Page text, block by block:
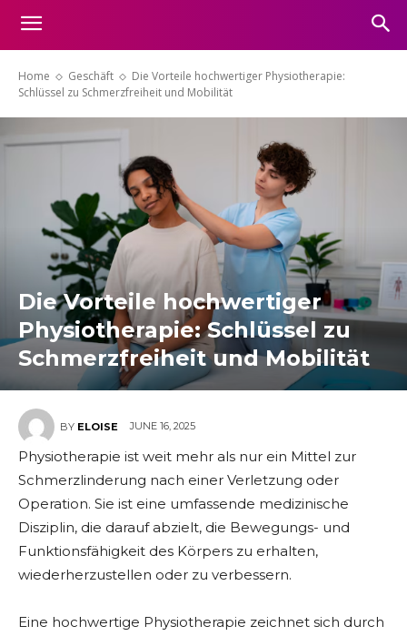
Home Geschäft
Die Vorteile hochwertiger Physiotherapie:
Schlüssel zu Schmerzfreiheit und Mobilität
Die Vorteile hochwertiger
Physiotherapie: Schlüssel zu
Schmerzfreiheit und Mobilität
BY ELOISE JUNE 16, 2025
Physiotherapie ist weit mehr als nur ein Mittel zur
Schmerzlinderung nach einer Verletzung oder
Operation. Sie ist eine umfassende medizinische
Disziplin, die darauf abzielt, die Bewegungs- und
Funktionsfähigkeit des Körpers zu erhalten,
wiederherzustellen oder zu verbessern.
Eine hochwertige Physiotherapie zeichnet sich durch